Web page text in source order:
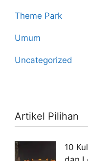
Theme Park
Umum
Uncategorized
Artikel Pilihan
10